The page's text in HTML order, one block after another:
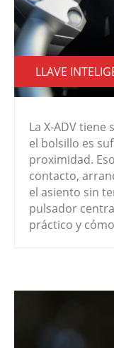
LLAVE
La X-ADV tiene
el bolsillo es
proximidad.
contacto,
el asiento sin
pulsador
práctico y